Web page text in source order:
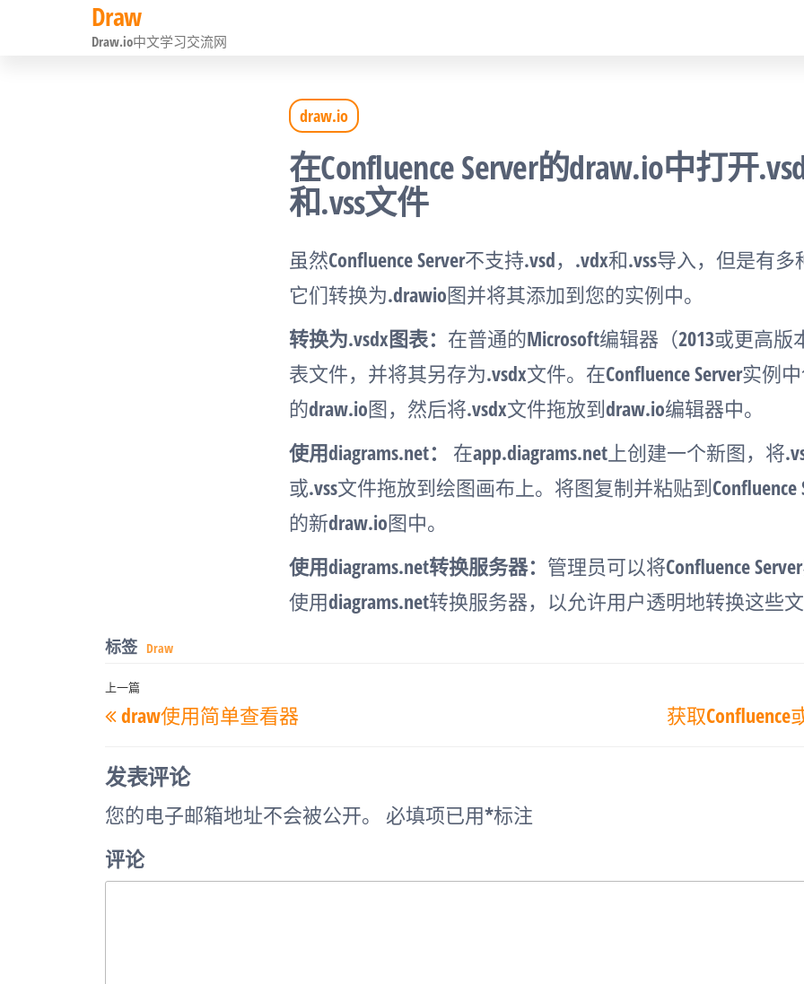
Draw
Draw.io中文学习交流网
draw.io
在Confluence Server的draw.io中打开
和.vss文件
虽然Confluence Server不支持.vsd，.vdx和.vss导入，但是有
它们转换为.drawio图并将其添加到您的实例中。
转换为.vsdx图表： 在普通的Microsoft编辑器（2013或更高
表文件，并将其另存为.vsdx文件。在Confluence Server实例
的draw.io图，然后将.vsdx文件拖放到draw.io编辑器中。
使用diagrams.net： 在app.diagrams.net上创建一个新图，将
或.vss文件拖放到绘图画布上。将图复制并粘贴到Confluence
的新draw.io图中。
使用diagrams.net转换服务器： 管理员可以将Confluence
使用diagrams.net转换服务器，以允许用户透明地转换这些
标签 Draw
文
章
航
上
一
篇
文
章
上一篇
draw使用简单查看器 获取Confluence
发表评论
您的电子邮箱地址不会被公开。 必填项已用*标注
评论